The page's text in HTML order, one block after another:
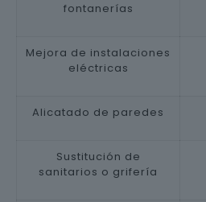
fontanerías
Mejora de instalaciones
eléctricas
Alicatado de paredes
Sustitución de
sanitarios o grifería